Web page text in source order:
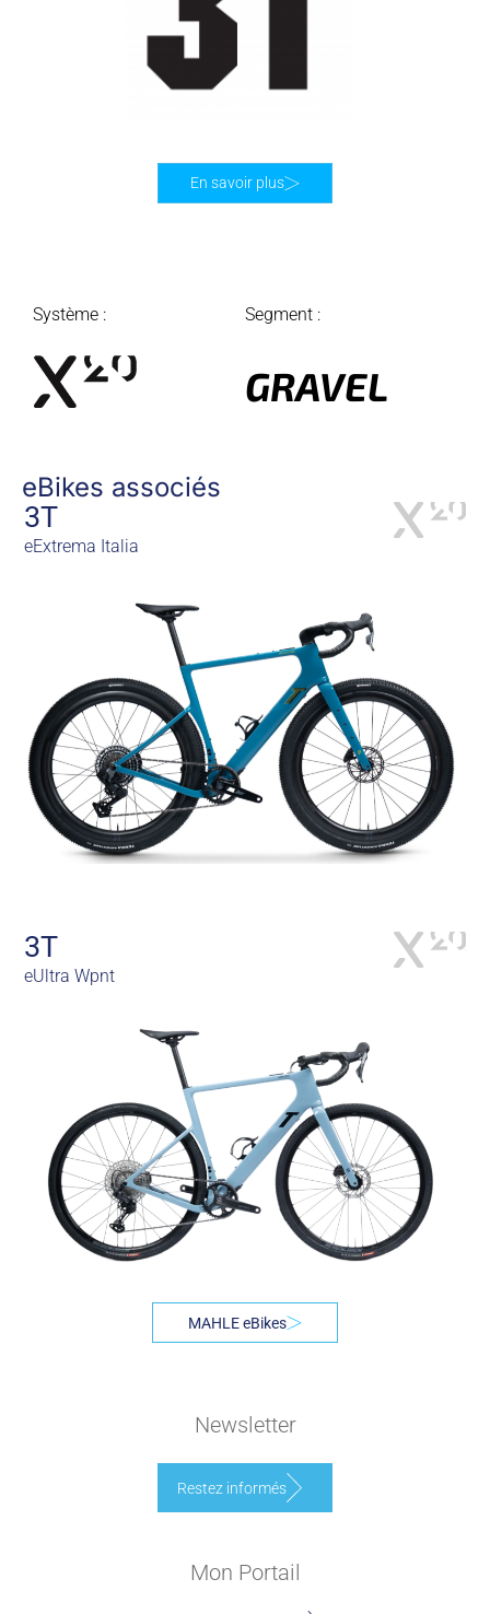
Système : Segment :
GRAVEL
En savoir plus
eBikes associés
3T
eExtrema Italia
3T
eUltra Wpnt
MAHLE eBikes
Newsletter
Restez informés
Mon Portail